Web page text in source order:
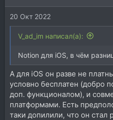
20 Окт 2022
V_ad_im написал(а):
Notion для iOS, в чём
А для iOS он разве не
условно бесплатен (добро
доп. функционалом), и
платформами. Есть
таки допилили, что он стал